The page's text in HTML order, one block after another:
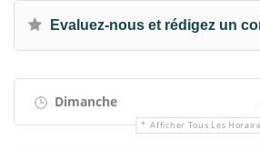
Evaluez-nous et rédigez un
Dimanche
Afficher Tous Les